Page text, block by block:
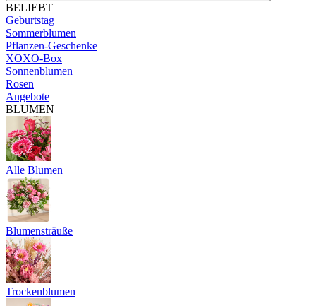
BELIEBT
Geburtstag
Sommerblumen
Pflanzen-Geschenke
XOXO-Box
Sonnenblumen
Rosen
Angebote
BLUMEN
Alle Blumen
Blumensträuße
Trockenblumen